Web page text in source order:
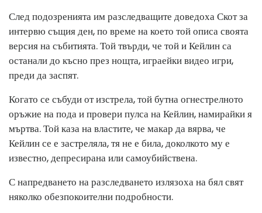
След подозренията им разследващите доведоха Скот за
интервю същия ден, по време на което той описа своята
версия на събитията. Той твърди, че той и Кейлин са
останали до късно през нощта, играейки видео игри,
преди да заспят.
Когато се събуди от изстрела, той бутна огнестрелното
оръжие на пода и провери пулса на Кейлин, намирайки я
мъртва. Той каза на властите, че макар да вярва, че
Кейлин се е застреляла, тя не е била, доколкото му е
известно, депресирана или самоубийствена.
С напредването на разследването излязоха на бял свят
няколко обезпокоителни подробности.